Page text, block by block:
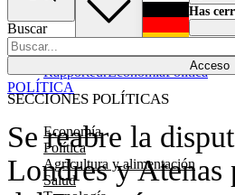
Buscar
Acceso
SECCIONES POLÍTICAS
Economía
Política
Agricultura y alimentación
Salud
RapporteurEconomíaPolítica
Has
Se reabre la
Londres y Atenas
POLÍTICA